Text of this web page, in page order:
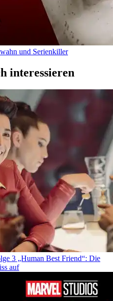
und Serienkiller
interessieren
3 „Human Best Friend“: Die
auf